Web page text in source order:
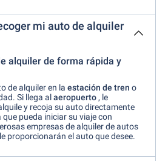
mi auto de alquiler
alquiler de forma rápida y
de alquiler en la estación de tren o
Si llega alaeropuerto , le
y recoja su auto directamente
pueda iniciar su viaje con
empresas de alquiler de autos
proporcionarán el auto que desee.